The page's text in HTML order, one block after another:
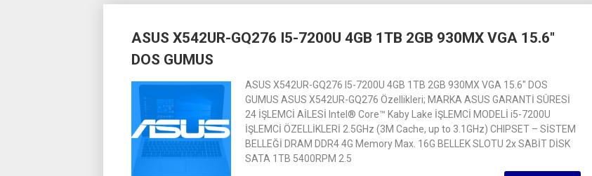
ASUS X542UR-GQ276 I5-7200U 4GB 1TB 2GB 930MX VGA 15.6″
DOS GUMUS
ASUS X542UR-GQ276 I5-7200U 4GB 1TB 2GB 930MX VGA 15.6″ DOS
GUMUS ASUS X542UR-GQ276 Özellikleri; MARKA ASUS GARANTİ SÜRESİ
24 İŞLEMCİ AİLESİ Intel® Core™ Kaby Lake İŞLEMCİ MODELİ i5-7200U
İŞLEMCİ ÖZELLİKLERİ 2.5GHz (3M Cache, up to 3.1GHz) CHIPSET – SİSTEM
BELLEĞİ DRAM DDR4 4G Memory Max. 16G BELLEK SLOTU 2x SABİT DİSK
SATA 1TB 5400RPM 2.5
navigation